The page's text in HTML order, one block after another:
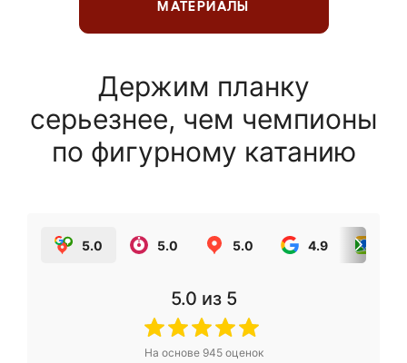
МАТЕРИАЛЫ
Держим планку
серьезнее, чем чемпионы
по фигурному катанию
5.0 5.0 5.0 4.9
5.0 из 5
На основе 945оценок